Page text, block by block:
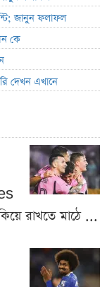
জানুন ফলাফল
কে
দেখন এখানে
রাখতে মাঠে ...